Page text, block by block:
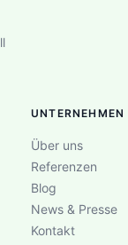
UNTERNEHMEN
Über uns
Referenzen
Blog
News & Presse
Kontakt